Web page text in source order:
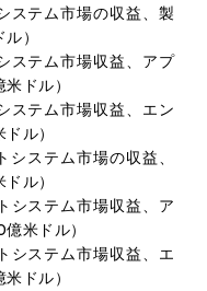
ステム市場の収益、製
）
ステム市場収益、アプ
ドル）
ステム市場収益、エン
ル）
ステム市場の収益、
ル）
システム市場収益、ア
米ドル）
システム市場収益、エ
ドル）